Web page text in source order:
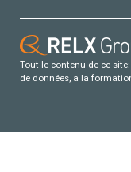
Tout le contenu de ce
de données, a la